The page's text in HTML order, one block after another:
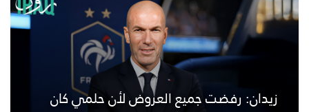
زيدان: رفضت جميع العروض لأن حلمي كان